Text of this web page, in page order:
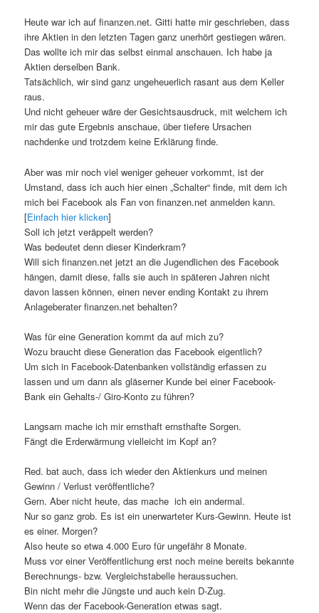
Heute war ich auf finanzen.net. Gitti hatte mir geschrieben, dass
ihre Aktien in den letzten Tagen ganz unerhört gestiegen wären.
Das wollte ich mir das selbst einmal anschauen. Ich habe ja
Aktien derselben Bank.
Tatsächlich, wir sind ganz ungeheuerlich rasant aus dem Keller
raus.
Und nicht geheuer wäre der Gesichtsausdruck, mit welchem ich
mir das gute Ergebnis anschaue, über tiefere Ursachen
nachdenke und trotzdem keine Erklärung finde.
Aber was mir noch viel weniger geheuer vorkommt, ist der
Umstand, dass ich auch hier einen „Schalter“ finde, mit dem ich
mich bei Facebook als Fan von finanzen.net anmelden kann.
[Einfach hier klicken]
Soll ich jetzt veräppelt werden?
Was bedeutet denn dieser Kinderkram?
Will sich finanzen.net jetzt an die Jugendlichen des Facebook
hängen, damit diese, falls sie auch in späteren Jahren nicht
davon lassen können, einen never ending Kontakt zu ihrem
Anlageberater finanzen.net behalten?
Was für eine Generation kommt da auf mich zu?
Wozu braucht diese Generation das Facebook eigentlich?
Um sich in Facebook-Datenbanken vollständig erfassen zu
lassen und um dann als gläserner Kunde bei einer Facebook-
Bank ein Gehalts-/ Giro-Konto zu führen?
Langsam mache ich mir ernsthaft ernsthafte Sorgen.
Fängt die Erderwärmung vielleicht im Kopf an?
Red. bat auch, dass ich wieder den Aktienkurs und meinen
Gewinn / Verlust veröffentliche?
Gern. Aber nicht heute, das mache ich ein andermal.
Nur so ganz grob. Es ist ein unerwarteter Kurs-Gewinn. Heute ist
es einer. Morgen?
Also heute so etwa 4.000 Euro für ungefähr 8 Monate.
Muss vor einer Veröffentlichung erst noch meine bereits bekannte
Berechnungs- bzw. Vergleichstabelle heraussuchen.
Bin nicht mehr die Jüngste und auch kein D-Zug.
Wenn das der Facebook-Generation etwas sagt.